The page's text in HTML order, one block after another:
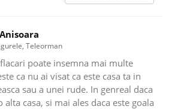
Teleorman
flacari poate insemna mai multe
ca nu ai visat ca este casa ta in
sau a unei rude. In genreal daca
alta casa, si mai ales daca este goala